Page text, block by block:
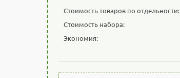
Стоимость товаров по отдельности:
Стоимость набора:
Экономия: